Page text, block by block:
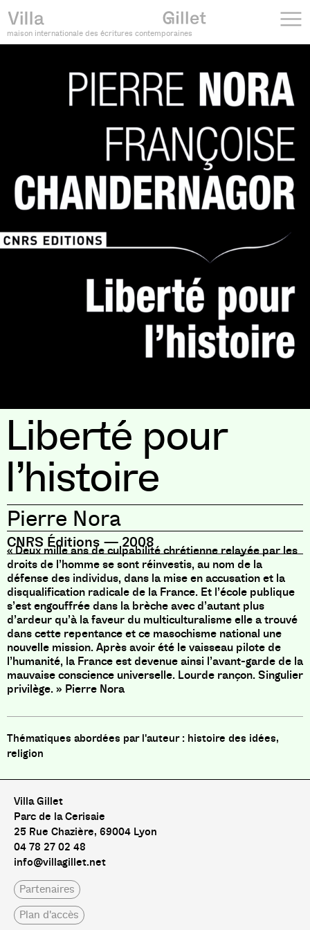
maison internationale des écritures contemporaines
Liberté pour
l’histoire
Pierre Nora
CNRS Éditions —2008
« Deux mille ans de culpabilité chrétienne relayée par les
droits de l’homme se sont réinvestis, au nom de la
défense des individus, dans la mise en accusation et la
disqualification radicale de la France. Et l’école publique
s’est engouffrée dans la brèche avec d’autant plus
d’ardeur qu’à la faveur du multiculturalisme elle a trouvé
dans cette repentance et ce masochisme national une
nouvelle mission. Après avoir été le vaisseau pilote de
l’humanité, la France est devenue ainsi l’avant-garde de la
mauvaise conscience universelle. Lourde rançon. Singulier
privilège. » Pierre Nora
histoire des idées,
religion
Villa Gillet
Parc de la Cerisaie
25 Rue Chazière, 69004 Lyon
04 78 27 02 48
info@villagillet.net
Partenaires
Plan d'accès